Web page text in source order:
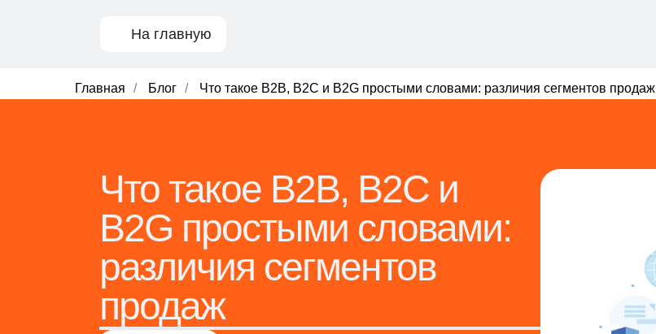
На главную
Главная / Блог / Что такое B2B, B2C и B2G простыми словами: различия сегментов продаж
Что такое B2B, B2C и
B2G простыми словами:
различия сегментов
продаж